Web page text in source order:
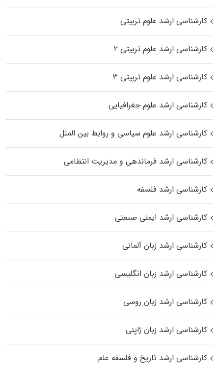
کارشناسی ارشد علوم تربیتی
کارشناسی ارشد علوم تربیتی ۲
کارشناسی ارشد علوم تربیتی ۳
کارشناسی ارشد علوم جغرافیایی
کارشناسی ارشد علوم سیاسی و روابط بین الملل
کارشناسی ارشد فرماندهی و مدیریت انتظامی
کارشناسی ارشد فلسفه
کارشناسی ارشد ایمنی صنعتی
کارشناسی ارشد زبان آلمانی
کارشناسی ارشد زبان انگلیسی
کارشناسی ارشد زبان روسی
کارشناسی ارشد زبان ژاپنی
کارشناسی ارشد تاریخ و فلسفه علم